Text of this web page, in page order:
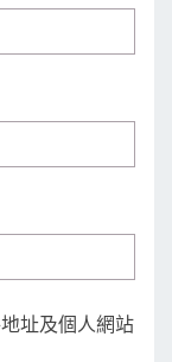
址及個人網站